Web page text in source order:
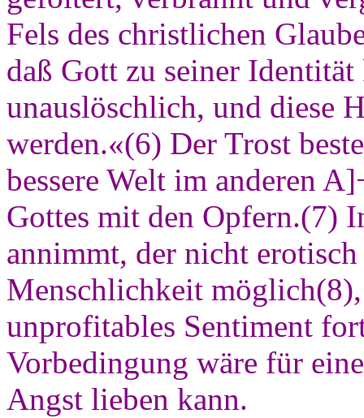
Fels des christlichen
daß Gott zu seiner
unauslöschlich, und diese
werden.«(6) Der Trost
bessere Welt im anderen
Gottes mit den Opfern.(7)
annimmt, der nicht
Menschlichkeit
unprofitables Sentiment
Vorbedingung wäre für
Angst lieben kann.